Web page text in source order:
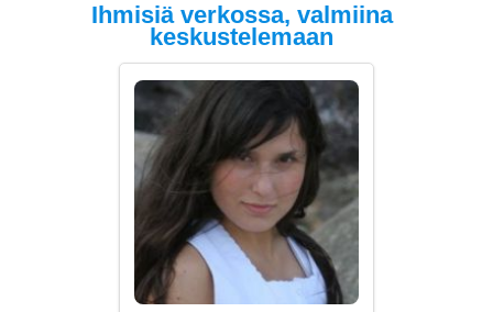
Ihmisiä verkossa, valmiina
keskustelemaan